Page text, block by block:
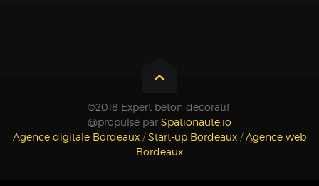
©2018 Expert beton decoratif.
@propulsé par Spationaute.io
Agence digitale Bordeaux /Start-up Bordeaux /Agence web
Bordeaux